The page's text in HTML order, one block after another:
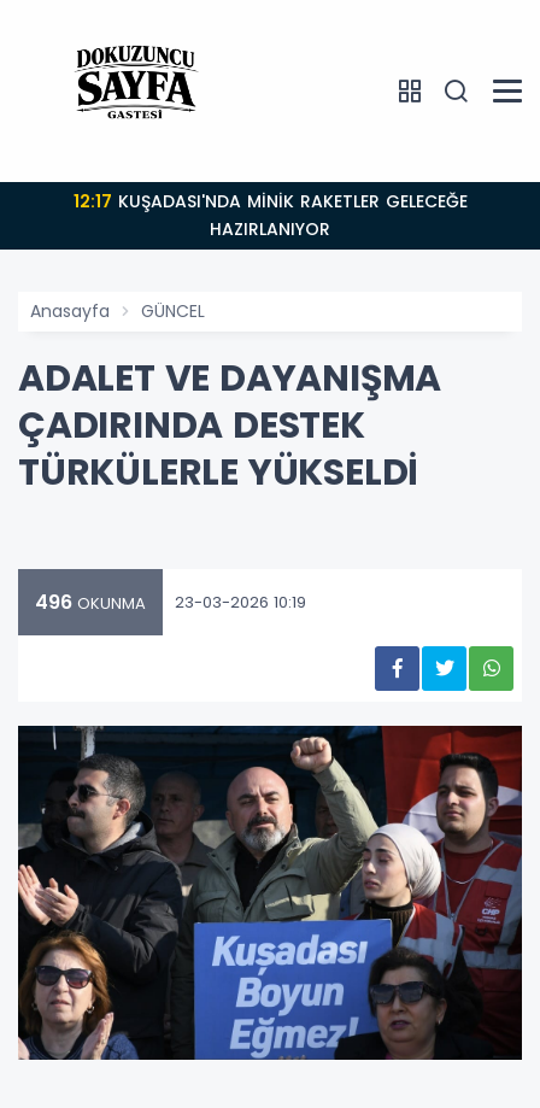
12:17
HAZIRLANIYOR
Anasayfa GÜNCEL
ADALET VE DAYANIŞMA
ÇADIRINDA DESTEK
TÜRKÜLERLE YÜKSELDİ
496 OKUNMA 23-03-2026 10:19